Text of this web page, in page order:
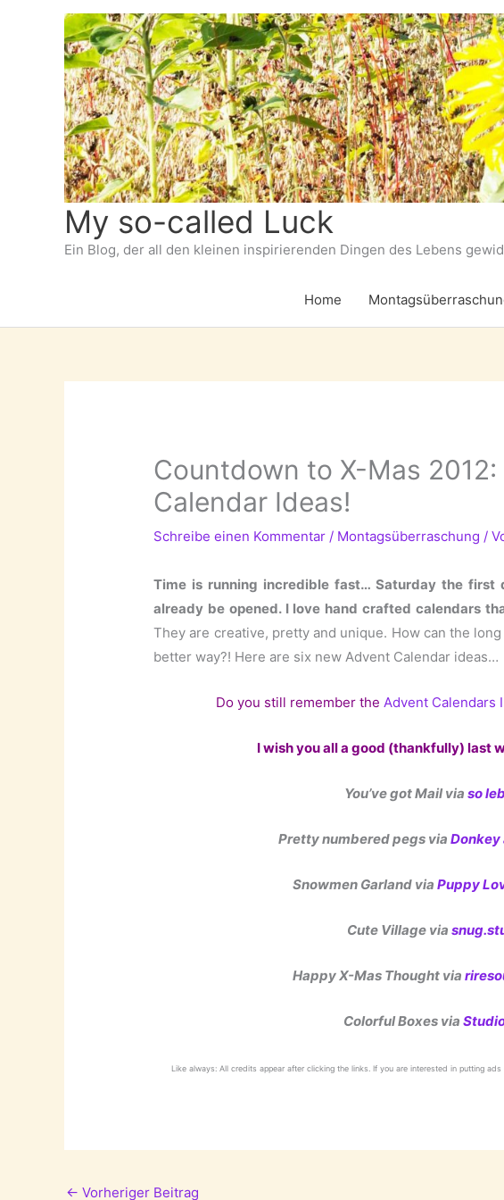
My so-called Luck
Ein Blog, der all den kleinen inspirierenden Dingen des Lebens
Home
Countdown to X-Mas
Calendar Ideas!
Schreibe einen Kommentar / Montagsüberraschung /
Time is running incredible fast… Saturday the first
already be opened. I love hand crafted calendars
They are creative, pretty and unique. How can the
better way?! Here are six new Advent Calendar ideas…
Do you still remember the Advent Calendars
I wish you all a good (thankfully) last
You’ve got Mail via so
Pretty numbered pegs via Donkey
Snowmen Garland via Puppy
Cute Village via
Happy X-Mas Thought via
Colorful Boxes via
Like always: All credits appear after clicking the links. If you are interested in putting ads
← Vorheriger Beitrag